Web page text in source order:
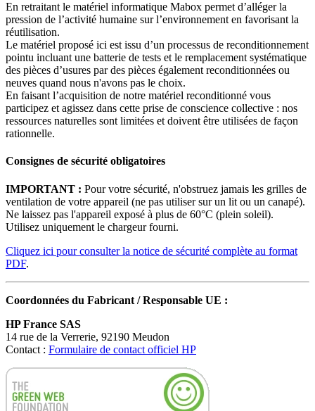
En retraitant le matériel informatique Mabox permet d’alléger la
pression de l’activité humaine sur l’environnement en favorisant la
réutilisation.
Le matériel proposé ici est issu d’un processus de reconditionnement
pointu incluant une batterie de tests et le remplacement systématique
des pièces d’usures par des pièces également reconditionnées ou
neuves quand nous n'avons pas le choix.
En faisant l’acquisition de notre matériel reconditionné vous
participez et agissez dans cette prise de conscience collective : nos
ressources naturelles sont limitées et doivent être utilisées de façon
rationnelle.
Consignes de sécurité obligatoires
IMPORTANT : Pour votre sécurité, n'obstruez jamais les grilles de
ventilation de votre appareil (ne pas utiliser sur un lit ou un canapé).
Ne laissez pas l'appareil exposé à plus de 60°C (plein soleil).
Utilisez uniquement le chargeur fourni.
Cliquez ici pour consulter la notice de sécurité complète au format
PDF.
Coordonnées du Fabricant / Responsable UE :
HP France SAS
14 rue de la Verrerie, 92190 Meudon
Contact : Formulaire de contact officiel HP